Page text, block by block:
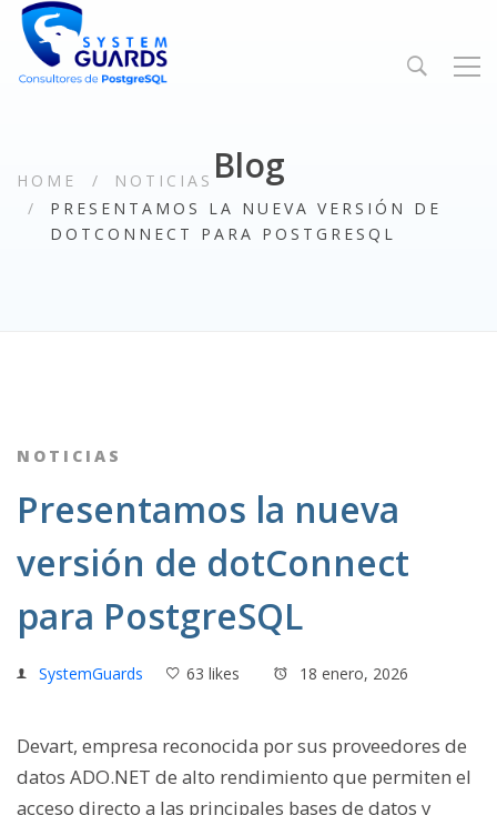
Blog
HOME
NOTICIAS
PRESENTAMOS LA NUEVA VERSIÓN DE
DOTCONNECT PARA POSTGRESQL
NOTICIAS
Presentamos la nueva
versión de dotConnect
para PostgreSQL
SystemGuards 63 likes 18 enero, 2026
Devart, empresa reconocida por sus proveedores de
datos ADO.NET de alto rendimiento que permiten el
acceso directo a las principales bases de datos y